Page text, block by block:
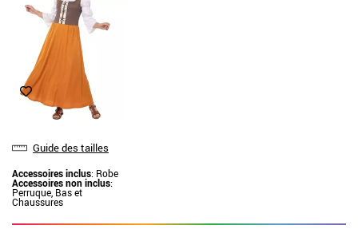
Guide des tailles
Accessoires inclus: Robe
Accessoires non inclus:
Perruque, Bas et
Chaussures